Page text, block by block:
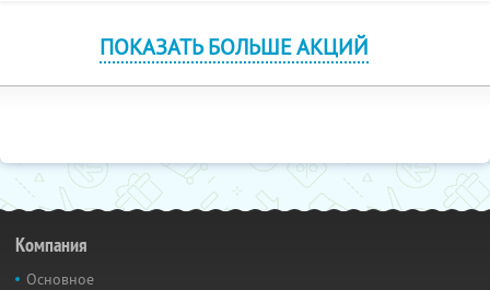
ПОКАЗАТЬ БОЛЬШЕ АКЦИЙ
Компания
Основное